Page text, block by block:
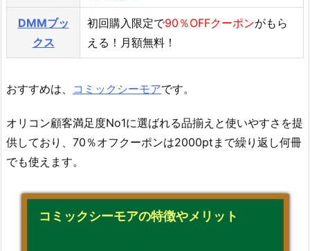
DMMブッ
クス
初回購入限定で90％OFFクーポンがもら
える！月額無料！
おすすめは、 コミックシーモアです。
オリコン顧客満足度No1に選ばれる品揃えと使いやすさを提
供しており、70％オフクーポンは2000ptまで繰り返し何冊
でも使えます。
コミックシーモアの特徴やメリット